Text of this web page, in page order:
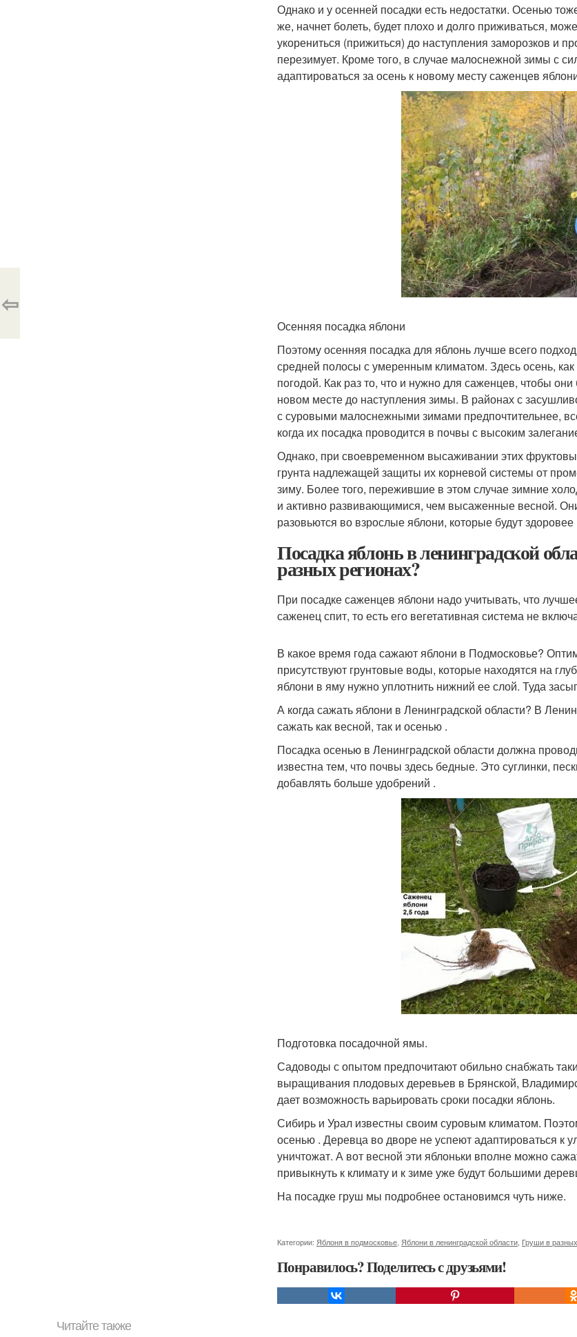
Однако и у осенней посадки есть недостатки. Осенью
же, начнет болеть, будет плохо и долго приживаться,
укорениться (прижиться) до наступления заморозков и
перезимует. Кроме того, в случае малоснежной зимы с
адаптироваться за осень к новому месту саженцев
Осенняя посадка яблони
Поэтому осенняя посадка для яблонь лучше всего
средней полосы с умеренным климатом. Здесь осень,
погодой. Как раз то, что и нужно для саженцев, чтобы
новом месте до наступления зимы. В районах с
с суровыми малоснежными зимами предпочтительнее,
когда их посадка проводится в почвы с высоким
Однако, при своевременном высаживании этих
грунта надлежащей защиты их корневой системы от
зиму. Более того, пережившие в этом случае зимние
и активно развивающимися, чем высаженные весной.
разовьются во взрослые яблони, которые будут
Посадка яблонь в ленинградской
разных регионах?
При посадке саженцев яблони надо учитывать, что
саженец спит, то есть его вегетативная система не
В какое время года сажают яблони в Подмосковье?
присутствуют грунтовые воды, которые находятся на
яблони в яму нужно уплотнить нижний ее слой. Туда
А когда сажать яблони в Ленинградской области? В
сажать как весной, так и осенью .
Посадка осенью в Ленинградской области должна
известна тем, что почвы здесь бедные. Это суглинки,
добавлять больше удобрений .
Подготовка посадочной ямы.
Садоводы с опытом предпочитают обильно снабжать
выращивания плодовых деревьев в Брянской,
дает возможность варьировать сроки посадки яблонь.
Сибирь и Урал известны своим суровым климатом.
осенью . Деревца во дворе не успеют адаптироваться к
уничтожат. А вот весной эти яблоньки вполне можно
привыкнуть к климату и к зиме уже будут большими
На посадке груш мы подробнее остановимся чуть ниже.
Категории: Яблоня в подмосковье Яблони в ленинградской области Груши в
Понравилось? Поделитесь с друзьями!
⇦
Читайте также